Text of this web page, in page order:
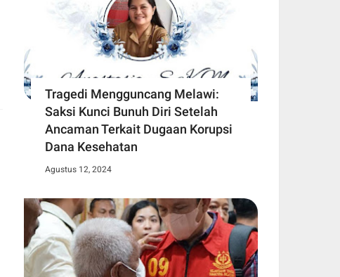
Tragedi Mengguncang Melawi:
Saksi Kunci Bunuh Diri Setelah
Ancaman Terkait Dugaan Korupsi
Dana Kesehatan
Agustus 12, 2024